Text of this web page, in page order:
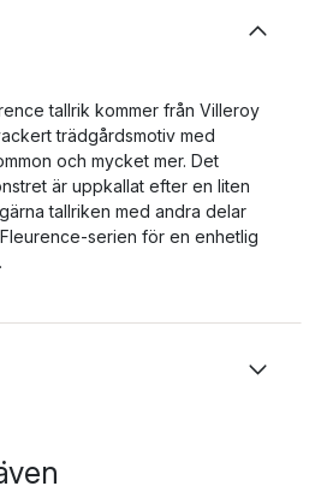
tallrik kommer från Villeroy
trädgårdsmotiv med
och mycket mer. Det
är uppkallat efter en liten
tallriken med andra delar
serien för en enhetlig